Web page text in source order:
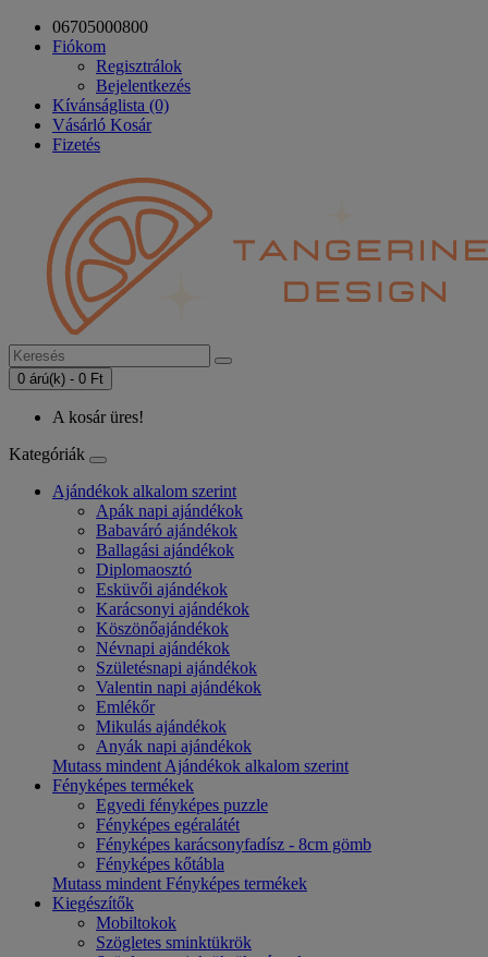
06705000800
Fiókom
Regisztrálok
Bejelentkezés
Kívánságlista (0)
Vásárló Kosár
Fizetés
0 árú(k) - 0 Ft
A kosár üres!
Kategóriák
Ajándékok alkalom szerint
Apák napi ajándékok
Babaváró ajándékok
Ballagási ajándékok
Diplomaosztó
Esküvői ajándékok
Karácsonyi ajándékok
Köszönőajándékok
Névnapi ajándékok
Születésnapi ajándékok
Valentin napi ajándékok
Emlékőr
Mikulás ajándékok
Anyák napi ajándékok
Mutass mindent Ajándékok alkalom szerint
Fényképes termékek
Egyedi fényképes puzzle
Fényképes egéralátét
Fényképes karácsonyfadísz - 8cm gömb
Fényképes kőtábla
Mutass mindent Fényképes termékek
Kiegészítők
Mobiltokok
Szögletes sminktükrök